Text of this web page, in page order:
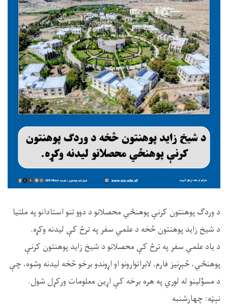
د وردګ پوهنتون کرنې پوهنځي محصلانو د دوو تنو استادانو په ملتیا
د شيخ زايد پوهنتون څخه د علمي سفر په ترڅ کې ليدنه وکړه.
د ياد علمي سفر په ترڅ کې محصلانو د شيخ زايد پوهنتون کرنې
پوهنځي، څېړنيز فارم، لابراتوارونو او اړوندو برخو څخه ليدنه وشوه، چې
د مسؤلینو له لوري په هره برخه کې اړين معلومات ورکړل شول.
نېټه: چهارشنبه